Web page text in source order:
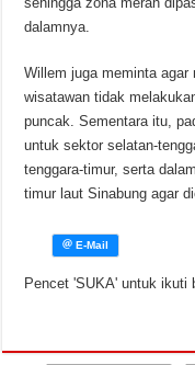
dalamnya.
Willem juga meminta agar
wisatawan tidak
puncak. Sementara itu,
untuk sektor selatan-
tenggara-timur, serta
timur laut Sinabung agar
Pencet 'SUKA' untuk ikuti